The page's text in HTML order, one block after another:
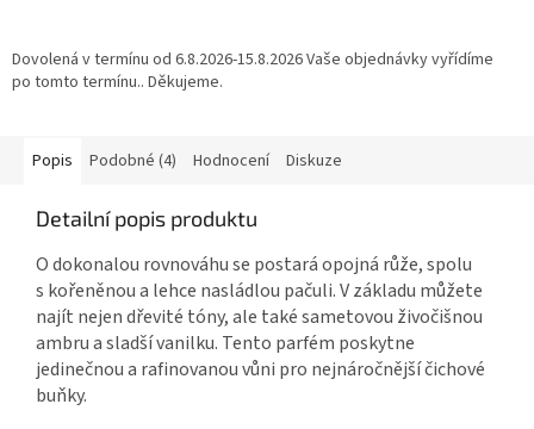
Dovolená v termínu od 6.8.2026-15.8.2026 Vaše objednávky vyřídíme
po tomto termínu.. Děkujeme.
Popis Podobné (4) Hodnocení Diskuze
Detailní popis produktu
O dokonalou rovnováhu se postará opojná růže, spolu
s kořeněnou a lehce nasládlou pačuli. V základu můžete
najít nejen dřevité tóny, ale také sametovou živočišnou
ambru a sladší vanilku. Tento parfém poskytne
jedinečnou a rafinovanou vůni pro nejnáročnější čichové
buňky.